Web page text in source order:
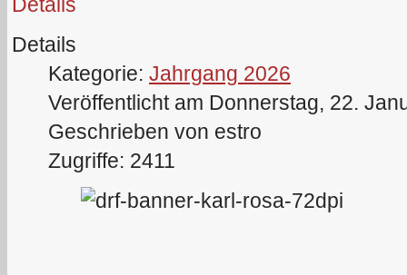
Details
Details
Kategorie: Jahrgang 2026
Veröffentlicht am Donnerstag, 22.
Geschrieben von estro
Zugriffe: 2411